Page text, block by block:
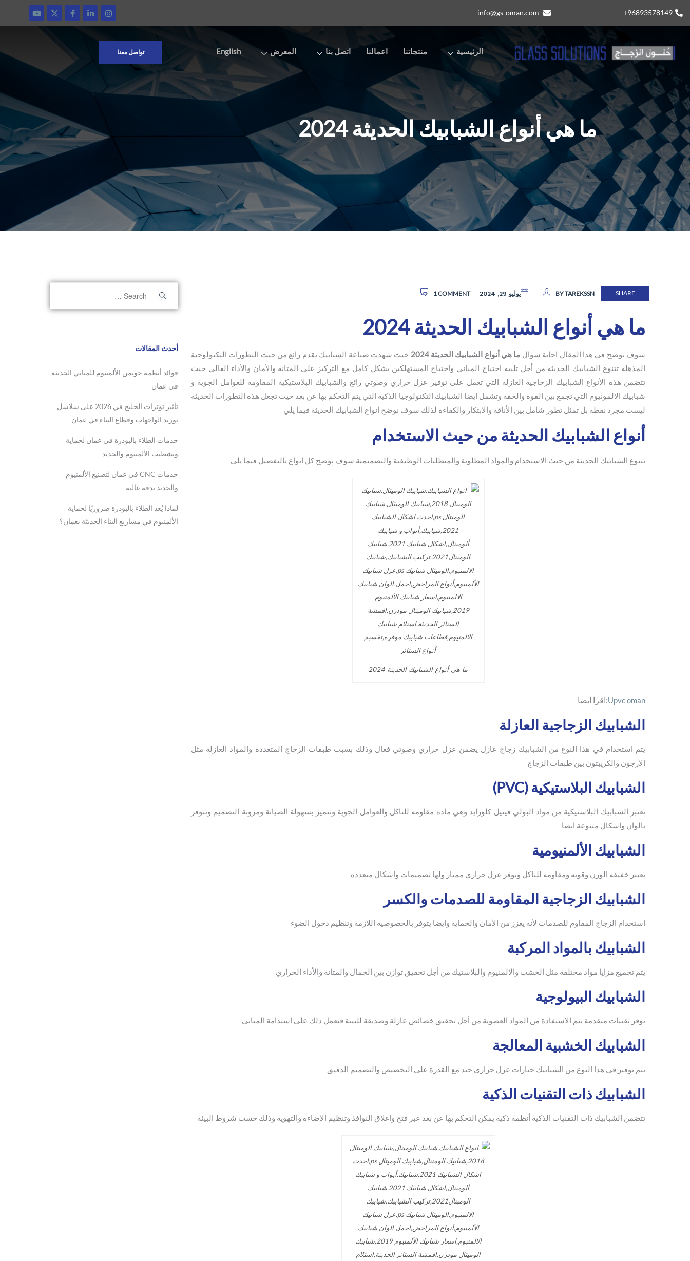
96893578149​+
info@gs-oman.com
الرئيسية منتجاتنا اعمالنا اتصل بنا المعرض English تواصل معنا
ما هي أنواع الشبابيك الحديثة 2024
BY TAREKSSN يوليو 29, 2024 1 COMMENT SHARE
ما هي أنواع الشبابيك الحديثة 2024
سوف نوضح في هذا المقال اجابة سؤال ما هي أنواع الشبابيك الحديثة 2024
حيث شهدت صناعة الشبابيك تقدم رائع من حيث التطورات التكنولوجية
المذهلة تتنوع الشبابيك الحديثة من أجل تلبية احتياج المباني واحتياج المستهلكين بشكل كامل مع التركيز على المتانة والأمان والأداء العالي حيث
تتضمن هذه الأنواع الشبابيك الزجاجية العازلة التي تعمل على توفير عزل حراري وصوتي رائع والشبابيك البلاستيكية المقاومة للعوامل الجوية و
شبابيك الالمونيوم التي تجمع بين القوة والخفة وتشمل ايضا الشبابيك التكنولوجيا الذكية التي يتم التحكم بها عن بعد حيث تجعل هذه التطورات الحديثة
ليست مجرد نقطه بل تمثل تطور شامل بين الأناقة والابتكار والكفاءة لذلك سوف نوضح انواع الشبابيك الحديثة فيما يلي
أنواع الشبابيك الحديثة من حيث الاستخدام
تتنوع الشبابيك الحديثة من حيث الاستخدام والمواد المطلوبة والمتطلبات الوظيفية والتصميمية سوف نوضح كل انواع بالتفصيل فيما يلي
ما هي أنواع الشبابيك الحديثة 2024
Upvc oman
:اقرا ايضا
الشبابيك الزجاجية العازلة
يتم استخدام في هذا النوع من الشبابيك زجاج عازل يضمن عزل حراري وصوتي فعال وذلك بسبب طبقات الزجاج المتعددة والمواد العازلة مثل
الأرجون والكريبتون بين طبقات الزجاج
الشبابيك البلاستيكية (PVC)
تعتبر الشبابيك البلاستيكية من مواد البولي فينيل كلورايد وهي ماده مقاومه للتاكل والعوامل الجوية وتتميز بسهولة الصيانة ومرونة التصميم وتتوفر
بالوان واشكال متنوعة ايضا
الشبابيك الألمنيومية
تعتبر خفيفه الوزن وقويه ومقاومه للتاكل وتوفر عزل حراري ممتاز ولها تصميمات واشكال متعدده
الشبابيك الزجاجية المقاومة للصدمات والكسر
استخدام الزجاج المقاوم للصدمات لأنه يعزز من الأمان والحماية وايضا يتوفر بالخصوصية اللازمة وتنظيم دخول الضوء
الشبابيك بالمواد المركبة
يتم تجميع مزايا مواد مختلفة مثل الخشب والالمنيوم والبلاستيك من أجل تحقيق توازن بين الجمال والمتانة والأداء الحراري
الشبابيك البيولوجية
توفر تقنيات متقدمة يتم الاستفادة من المواد العضوية من أجل تحقيق خصائص عازلة وصديقة للبيئة فيعمل ذلك على استدامة المباني
الشبابيك الخشبية المعالجة
يتم توفير في هذا النوع من الشبابيك خيارات عزل حراري جيد مع القدرة على التخصيص والتصميم الدقيق
الشبابيك ذات التقنيات الذكية
تتضمن الشبابيك ذات التقنيات الذكية أنظمة ذكية يمكن التحكم بها عن بعد عبر فتح واغلاق النوافذ وتنظيم الإضاءة والتهوية وذلك حسب شروط البيئة
أحدث المقالات
فوائد أنظمة جوتمن الألمنيوم للمباني الحديثة
في عمان
تأثير توترات الخليج في 2026 على سلاسل
توريد الواجهات وقطاع البناء في عمان
خدمات الطلاء بالبودرة في عمان لحماية
وتشطيب الألمنيوم والحديد
خدمات CNC في عمان لتصنيع الألمنيوم
والحديد بدقة عالية
لماذا يُعد الطلاء بالبودرة ضروريًا لحماية
الألمنيوم في مشاريع البناء الحديثة بعمان؟